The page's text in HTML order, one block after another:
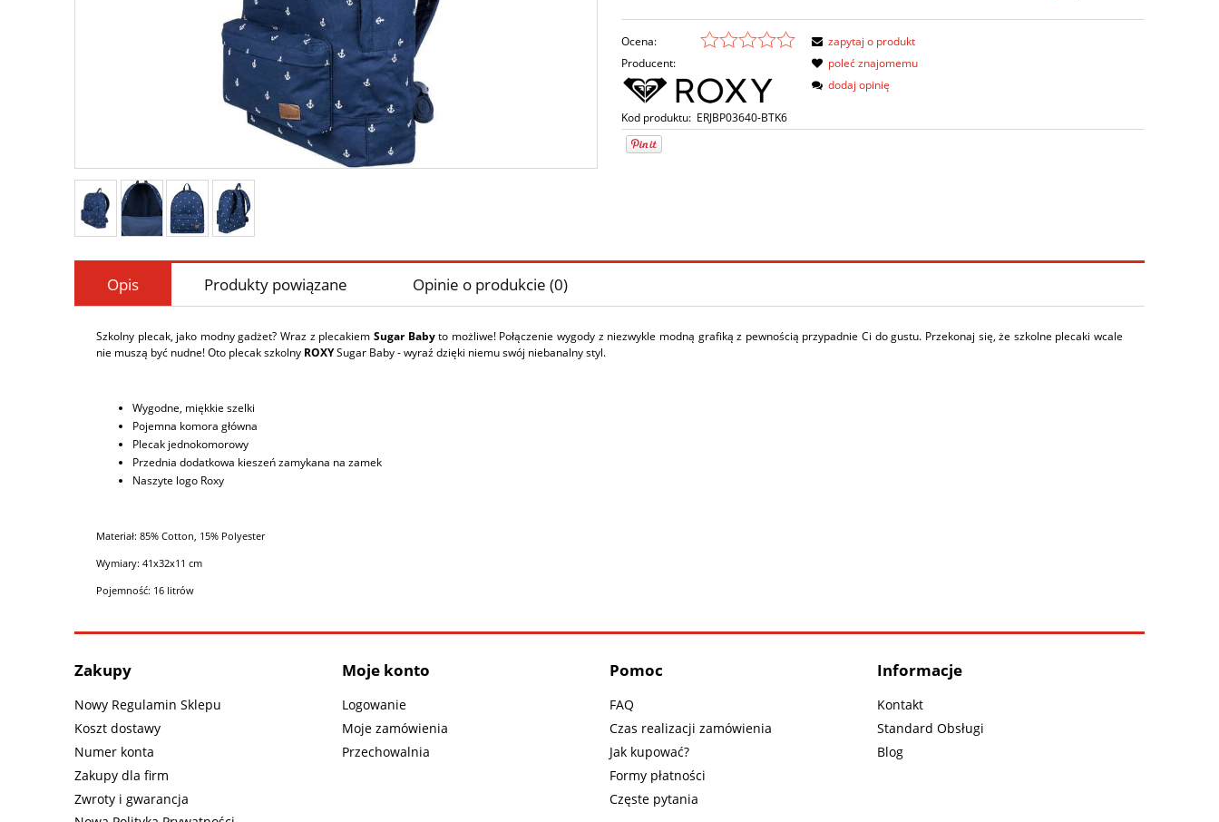
Ocena:
Producent:
Kod produktu: ERJBP03640-BTK6
zapytaj o produkt
poleć znajomemu
dodaj opinię
Opis Produkty powiązane Opinie o produkcie (0)
Szkolny plecak, jako modny gadżet? Wraz z plecakiem Sugar Babyto możliwe! Połączenie wygody z niezwykle modną grafiką z pewnością przypadnie Ci do gustu. Przekonaj się, że szkolne plecaki wcale
nie muszą być nudne! Oto plecak szkolny ROXYSugar Baby - wyraź dzięki niemu swój niebanalny styl.
Wygodne, miękkie szelki
Pojemna komora główna
Plecak jednokomorowy
Przednia dodatkowa kieszeń zamykana na zamek
Naszyte logo Roxy
Materiał: 85% Cotton, 15% Polyester
Wymiary: 41x32x11 cm
Pojemność: 16 litrów
Zakupy
Nowy Regulamin Sklepu
Koszt dostawy
Numer konta
Zakupy dla firm
Zwroty i gwarancja
Moje konto
Logowanie
Moje zamówienia
Przechowalnia
Pomoc
FAQ
Czas realizacji zamówienia
Jak kupować?
Formy płatności
Częste pytania
Informacje
Kontakt
Standard Obsługi
Blog